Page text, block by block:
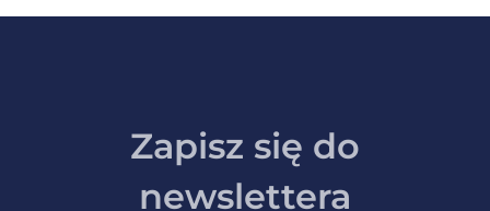
Zapisz się do
newslettera